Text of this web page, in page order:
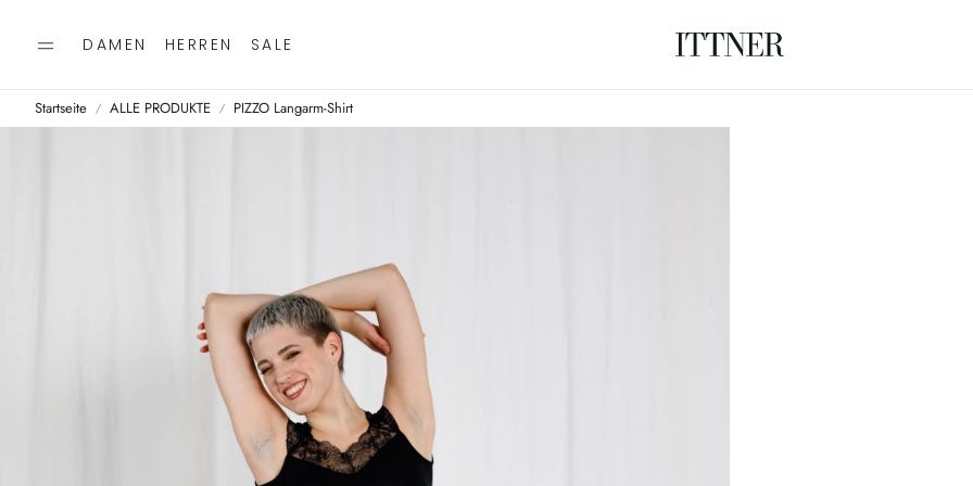
DAMEN HERREN SALE
Startseite ALLE PRODUKTE PIZZO Langarm-Shirt